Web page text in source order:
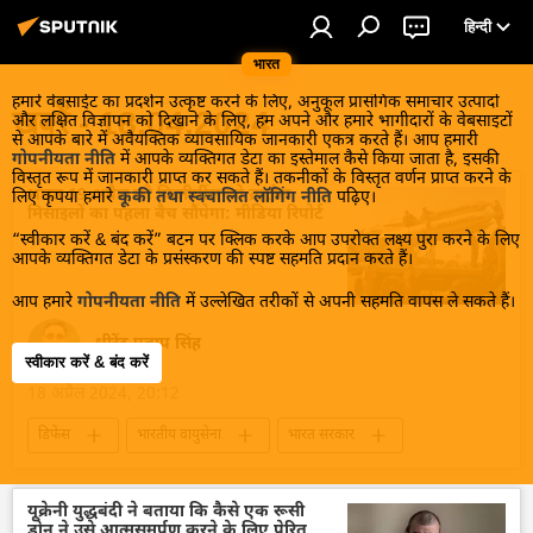
भारत
हिन्दी
हमारे वेबसाईट का प्रदर्शन उत्कृष्ट करने के लिए, अनुकूल प्रासंगिक समाचार उत्पादों
और लक्षित विज्ञापन को दिखाने के लिए, हम अपने और हमारे भागीदारों के वेबसाइटों
से आपके बारे में अवैयक्तिक व्यावसायिक जानकारी एकत्र करते हैं। आप हमारी
गोपनीयता नीति में आपके व्यक्तिगत डेटा का इस्तेमाल कैसे किया जाता है, इसकी
विस्तृत रूप में जानकारी प्राप्त कर सकते हैं। तकनीकों के विस्तृत वर्णन प्राप्त करने के
लिए कृपया हमारे कूकी तथा स्वचालित लॉगिंग नीति पढ़िए।
“स्वीकार करें & बंद करें” बटन पर क्लिक करके आप उपरोक्त लक्ष्य पुरा करने के लिए
आपके व्यक्तिगत डेटा के प्रसंस्करण की स्पष्ट सहमति प्रदान करते हैं।
आप हमारे गोपनीयता नीति में उल्लेखित तरीकों से अपनी सहमति वापस ले सकते हैं।
स्वीकार करें & बंद करें
खबरें - 18.04.2024
भारत 19 अप्रैल को फिलीपींस को ब्रह्मोस
मिसाइलों का पहला बैच सौंपेगा: मीडिया रिपोर्ट
धीरेंद्र प्रताप सिंह
डिफेंस भारतीय वायुसेना
भारत सरकार
रक्षा मंत्रालय (MoD)
वायु रक्षा
यूक्रेनी युद्धबंदी ने बताया कि कैसे एक रूसी